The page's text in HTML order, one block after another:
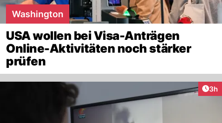
Washington
USA wollen bei Visa-Anträgen
Online-Aktivitäten noch stärker
prüfen
3h